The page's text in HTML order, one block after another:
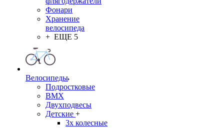
Фонари
Хранение
велосипеда
+ ЕЩЕ 5
Велосипеды
Подростковые
BMX
Двухподвесы
Детские +
3х колесные